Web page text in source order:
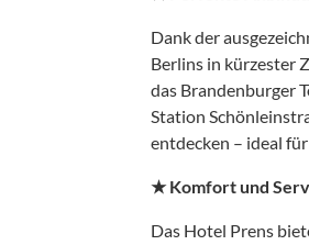
Dank der
Berlins in kürzester
das Brandenburger
Station
entdecken – ideal
★ Komfort und
Das Hotel Prens